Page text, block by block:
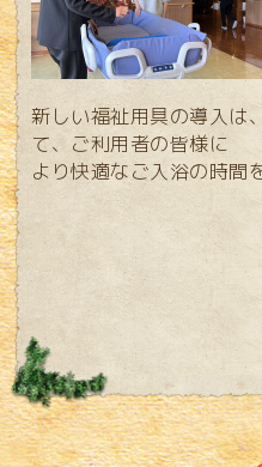
新しい福祉用具の導入は
て、ご利用者の皆様に
より快適なご入浴の時間